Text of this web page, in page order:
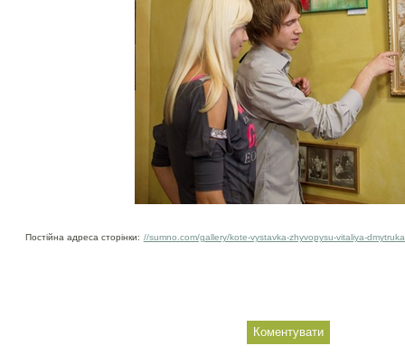
Постійна адреса сторінки: //sumno.com/gallery/kote-vystavka-zhyvopysu-vitaliya-